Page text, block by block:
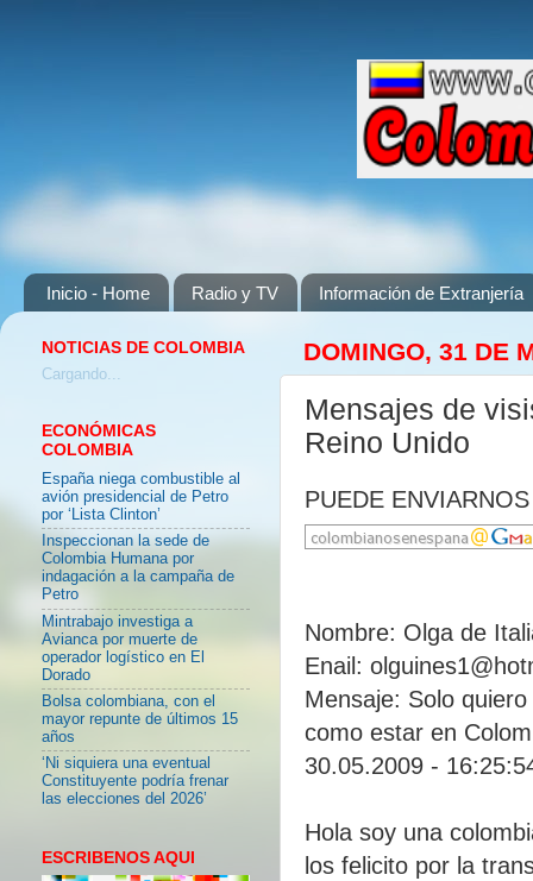
Inicio - Home Radio y TV Información de Extranjería
DOMINGO, 31 DE
Mensajes de
Reino Unido
PUEDE
Nombre: Olga de
Enail:
Mensaje: Solo
como estar en
30.05.2009 -
Hola soy una
los felicito por la
NOTICIAS DE COLOMBIA
Cargando...
ECONÓMICAS
COLOMBIA
España niega combustible al
avión presidencial de Petro
por ‘Lista Clinton’
Inspeccionan la sede de
Colombia Humana por
indagación a la campaña de
Petro
Mintrabajo investiga a
Avianca por muerte de
operador logístico en El
Dorado
Bolsa colombiana, con el
mayor repunte de últimos 15
años
‘Ni siquiera una eventual
Constituyente podría frenar
las elecciones del 2026’
ESCRIBENOS AQUI